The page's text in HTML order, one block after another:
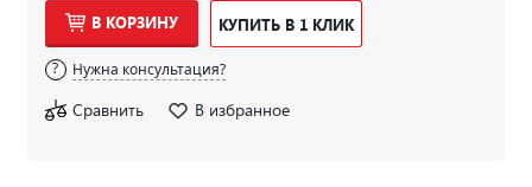
В КОРЗИНУ КУПИТЬ В 1 КЛИК
Нужна консультация?
Сравнить В избранное